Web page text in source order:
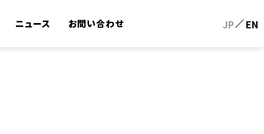
JP EN
ニュース お問い合わせ